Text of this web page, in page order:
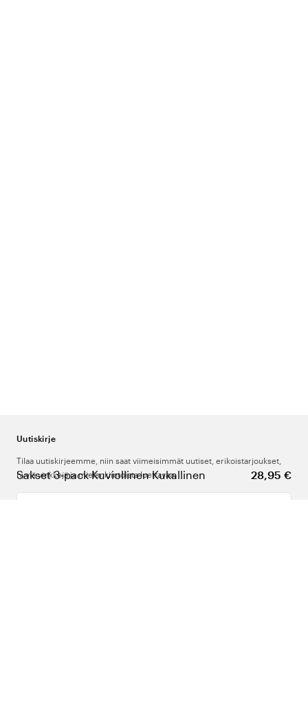
Sakset 3-pack Kuviollinen Kukallinen 28,95 €
Uutiskirje
Tilaa uutiskirjeemme, niin saat viimeisimmät uutiset, erikoistarjoukset,
hyviä vinkkejä ja mielenkiintoista luettavaa.
Kirjoita sähköpostiosoitteesi